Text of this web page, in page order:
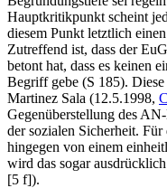
Hauptkritikpunkt scheint
diesem Punkt letztlich
Zutreffend ist, dass der
betont hat, dass es keinen
Begriff gebe (S 185).
Martinez Sala (12.5.1998,
Gegenüberstellung des
der sozialen Sicherheit.
hingegen von einem
wird das sogar
[5 f]).